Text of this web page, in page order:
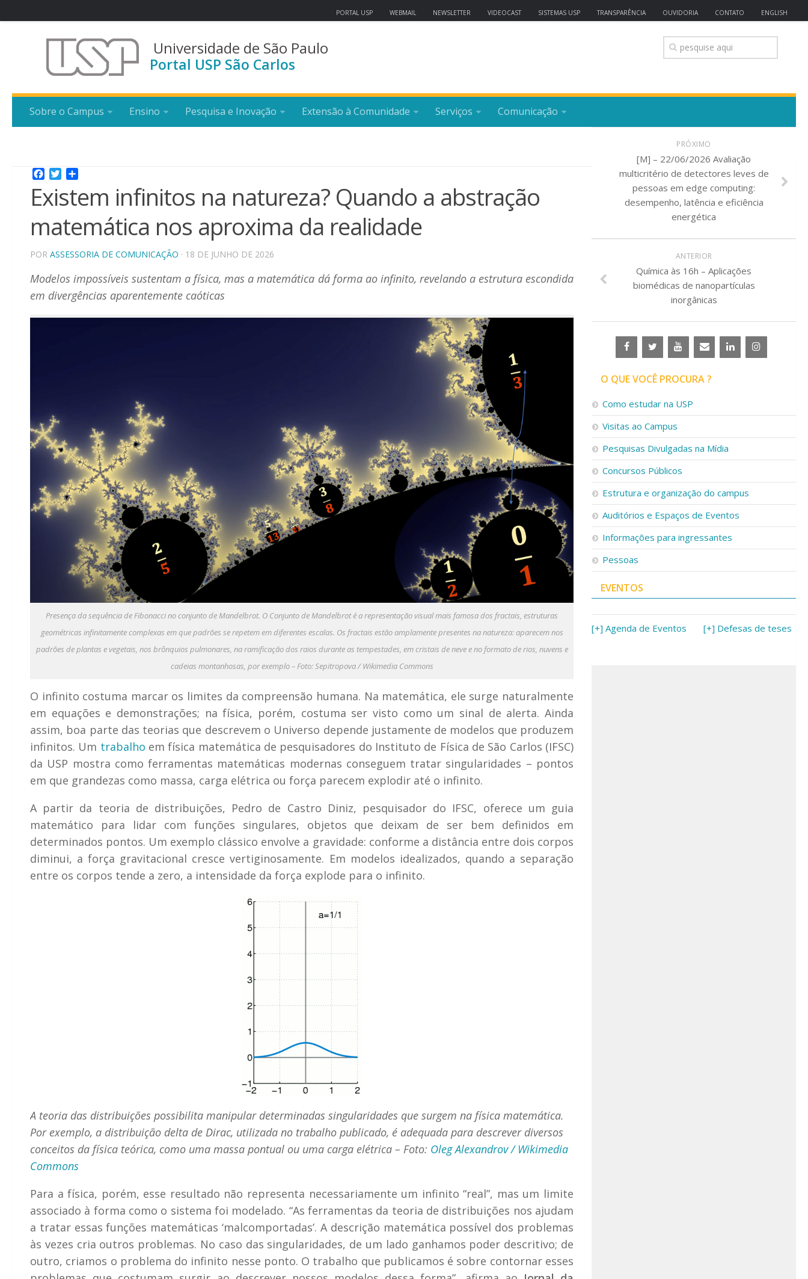
PORTAL USP WEBMAIL NEWSLETTER VIDEOCAST SISTEMAS USP TRANSPARÊNCIA OUVIDORIA CONTATO ENGLISH
Universidade de São Paulo
Portal USP São Carlos
Sobre o Campus Ensino Pesquisa e Inovação Extensão à Comunidade Serviços Comunicação
Facebook
Twitter
Existem infinitos na natureza? Quando a abstração
matemática nos aproxima da realidade
POR ASSESSORIA DE COMUNICAÇÃO · 18 DE JUNHO DE 2026
Modelos impossíveis sustentam a física, mas a matemática dá forma ao infinito, revelando a estrutura escondida
em divergências aparentemente caóticas
Presença da sequência de Fibonacci no conjunto de Mandelbrot. O Conjunto de Mandelbrot é a representação visual mais famosa dos fractais, estruturas
geométricas infinitamente complexas em que padrões se repetem em diferentes escalas. Os fractais estão amplamente presentes na natureza: aparecem nos
padrões de plantas e vegetais, nos brônquios pulmonares, na ramificação dos raios durante as tempestades, em cristais de neve e no formato de rios, nuvens e
cadeias montanhosas, por exemplo – Foto: Sepitropova / Wikimedia Commons
O infinito costuma marcar os limites da compreensão humana. Na matemática, ele surge naturalmente
em equações e demonstrações; na física, porém, costuma ser visto como um sinal de alerta. Ainda
assim, boa parte das teorias que descrevem o Universo depende justamente de modelos que produzem
infinitos. Um trabalho em física matemática de pesquisadores do Instituto de Física de São Carlos (IFSC)
da USP mostra como ferramentas matemáticas modernas conseguem tratar singularidades – pontos
em que grandezas como massa, carga elétrica ou força parecem explodir até o infinito.
A partir da teoria de distribuições, Pedro de Castro Diniz, pesquisador do IFSC, oferece um guia
matemático para lidar com funções singulares, objetos que deixam de ser bem definidos em
determinados pontos. Um exemplo clássico envolve a gravidade: conforme a distância entre dois corpos
diminui, a força gravitacional cresce vertiginosamente. Em modelos idealizados, quando a separação
entre os corpos tende a zero, a intensidade da força explode para o infinito.
A teoria das distribuições possibilita manipular determinadas singularidades que surgem na física matemática.
Por exemplo, a distribuição delta de Dirac, utilizada no trabalho publicado, é adequada para descrever diversos
conceitos da física teórica, como uma massa pontual ou uma carga elétrica – Foto: Oleg Alexandrov / Wikimedia
Commons
Para a física, porém, esse resultado não representa necessariamente um infinito “real”, mas um limite
associado à forma como o sistema foi modelado. “As ferramentas da teoria de distribuições nos ajudam
a tratar essas funções matemáticas ‘malcomportadas’. A descrição matemática possível dos problemas
às vezes cria outros problemas. No caso das singularidades, de um lado ganhamos poder descritivo; de
outro, criamos o problema do infinito nesse ponto. O trabalho que publicamos é sobre contornar esses
PRÓXIMO
[M] – 22/06/2026 Avaliação
multicritério de detectores leves de
pessoas em edge computing:
desempenho, latência e eficiência
energética
ANTERIOR
Química às 16h – Aplicações
biomédicas de nanopartículas
inorgânicas
O QUE VOCÊ PROCURA ?
Como estudar na USP
Visitas ao Campus
Pesquisas Divulgadas na Mídia
Concursos Públicos
Estrutura e organização do campus
Auditórios e Espaços de Eventos
Informações para ingressantes
Pessoas
EVENTOS
[+] Agenda de Eventos [+] Defesas de teses